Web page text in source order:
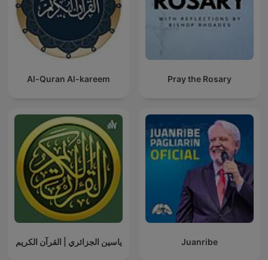
Al-Quran Al-kareem Pray the Rosary
ياسين الجزائري | القرآن الكريم Juanribe